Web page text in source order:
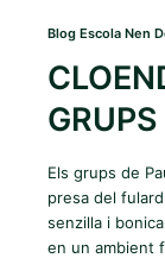
Blog Escola Nen
Els grups de
presa del
senzilla i
en un ambient